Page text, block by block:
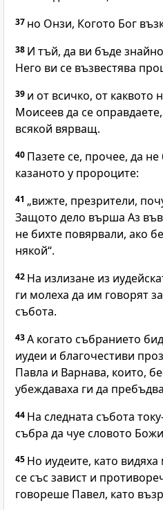
37 но Онзи, Когото Бог
38 И тъй, да ви бъде
Него ви се възвестява
39 и от всичко, от каквото
Моисеев да се
всякой вярващ.
40 Пазете се, прочее, да
казаното у пророците:
41 „вижте, презрители,
Защото дело върша Аз
не бихте повярвали, ако
някой“.
42 На излизане из
ги молеха да им говорят
събота.
43А когато събранието
иудеи и благочестиви
Павла и Варнава, които,
убеждаваха ги да
44 На следната събота
събра да чуе словото
45 Но иудеите, като
се със завист и
говореше Павел, като